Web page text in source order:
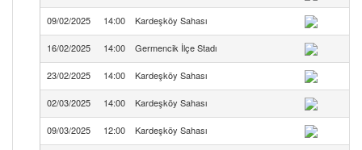
09/02/2025 14:00 Kardeşköy Sahası
16/02/2025 14:00 Germencik İlçe Stadı
23/02/2025 14:00 Kardeşköy Sahası
02/03/2025 14:00 Kardeşköy Sahası
09/03/2025 12:00 Kardeşköy Sahası